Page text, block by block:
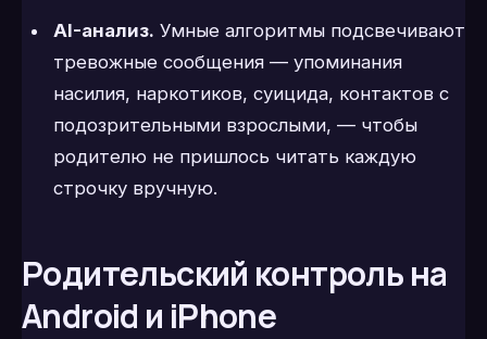
AI-анализ. Умные алгоритмы подсвечивают
тревожные сообщения — упоминания
насилия, наркотиков, суицида, контактов с
подозрительными взрослыми, — чтобы
родителю не пришлось читать каждую
строчку вручную.
Родительский контроль на
Android и iPhone